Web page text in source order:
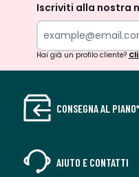
Iscriviti alla nostra
Hai già un profilo cliente?
CONSEGNA AL PIANO*
AIUTO E CONTATTI